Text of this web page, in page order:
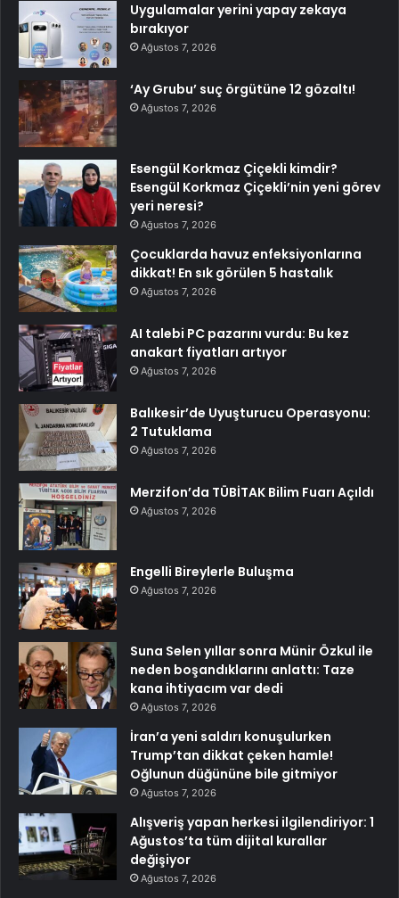
Uygulamalar yerini yapay zekaya
bırakıyor
Ağustos 7, 2026
‘Ay Grubu’ suç örgütüne 12 gözaltı!
Ağustos 7, 2026
Esengül Korkmaz Çiçekli kimdir?
Esengül Korkmaz Çiçekli’nin yeni görev
yeri neresi?
Ağustos 7, 2026
Çocuklarda havuz enfeksiyonlarına
dikkat! En sık görülen 5 hastalık
Ağustos 7, 2026
AI talebi PC pazarını vurdu: Bu kez
anakart fiyatları artıyor
Ağustos 7, 2026
Balıkesir’de Uyuşturucu Operasyonu:
2 Tutuklama
Ağustos 7, 2026
Merzifon’da TÜBİTAK Bilim Fuarı Açıldı
Ağustos 7, 2026
Engelli Bireylerle Buluşma
Ağustos 7, 2026
Suna Selen yıllar sonra Münir Özkul ile
neden boşandıklarını anlattı: Taze
kana ihtiyacım var dedi
Ağustos 7, 2026
İran’a yeni saldırı konuşulurken
Trump’tan dikkat çeken hamle!
Oğlunun düğününe bile gitmiyor
Ağustos 7, 2026
Alışveriş yapan herkesi ilgilendiriyor: 1
Ağustos’ta tüm dijital kurallar
değişiyor
Ağustos 7, 2026